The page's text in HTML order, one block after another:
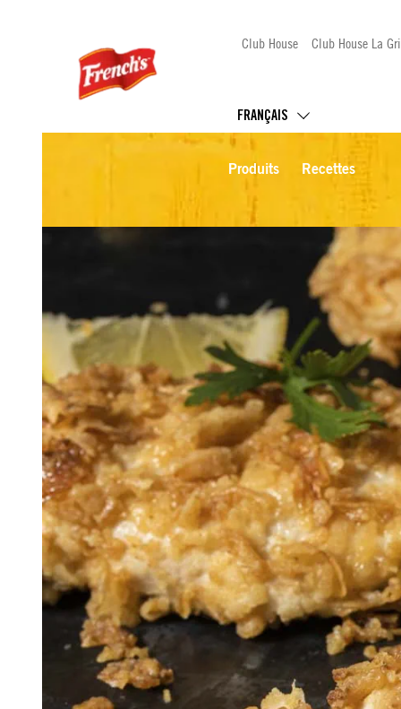
Club House Club House La
FRANÇAIS
Produits Recettes